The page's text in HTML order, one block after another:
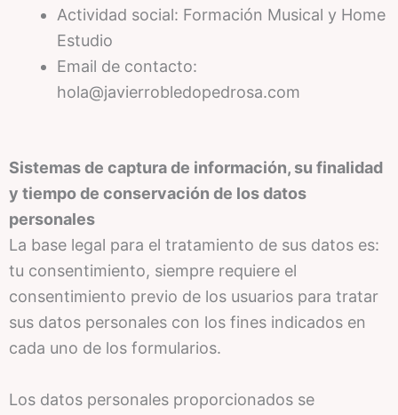
Actividad social: Formación Musical y Home
Estudio
Email de contacto:
hola@javierrobledopedrosa.com
Sistemas de captura de información, su finalidad
y tiempo de conservación de los datos
personales
La base legal para el tratamiento de sus datos es:
tu consentimiento, siempre requiere el
consentimiento previo de los usuarios para tratar
sus datos personales con los fines indicados en
cada uno de los formularios.
Los datos personales proporcionados se